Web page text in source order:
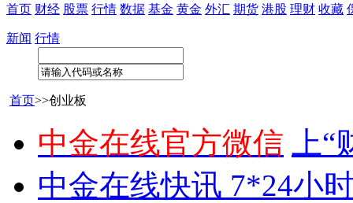
首页 财经 股票 行情 数据 基金 黄金 外汇 期货 港股 理财 收藏
新闻 行情
首页>>创业板
中金在线官方微信
上
中金在线快讯 7*24小